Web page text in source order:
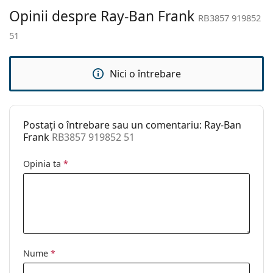
curățat:
Altele
Ochelari de soare
Brand:
Ray-Ban
Cod:
RB3857 919852 51
dioptrii:
Opinii despre Ray-Ban Frank RB3857 919852
51
Nici o întrebare
Postați o întrebare sau un comentariu: Ray-Ban
Frank RB3857 919852 51
Opinia ta *
Nume *